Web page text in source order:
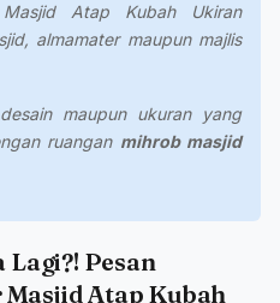
Masjid Atap Kubah Ukiran
almamater maupun majlis
maupun ukuran yang
ruangan mihrob masjid
Lagi?! Pesan
Atap Kubah